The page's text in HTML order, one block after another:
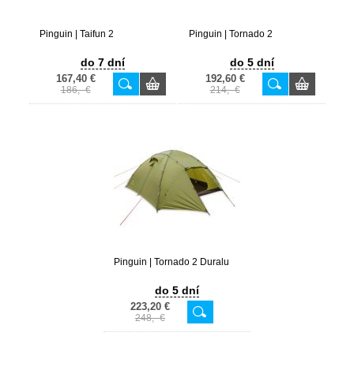
Pinguin | Taifun 2
do 7 dní
167,40 €
186,- €
Pinguin | Tornado 2
do 5 dní
192,60 €
214,- €
Pinguin | Tornado 2 Duralu
do 5 dní
223,20 €
248,- €